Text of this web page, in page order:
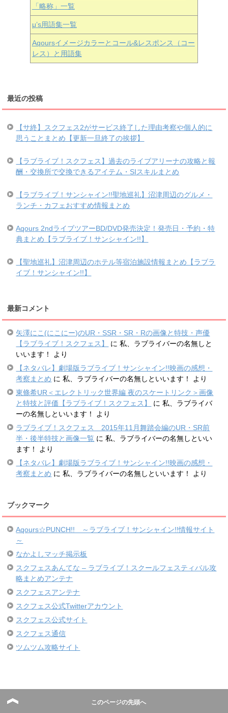
「略称」一覧
μ’s用語集一覧
Aqoursイメージカラーとコール&レスポンス（コー
レス）と用語集
最近の投稿
【サ終】スクフェス2がサービス終了した理由考察や個人的に
思うことまとめ【更新一旦終了の挨拶】
【ラブライブ！スクフェス】過去のライブアリーナの攻略と報
酬・交換所で交換できるアイテム・SIスキルまとめ
【ラブライブ！サンシャイン!!聖地巡礼】沼津周辺のグルメ・
ランチ・カフェおすすめ情報まとめ
Aqours 2ndライブツアーBD/DVD発売決定！発売日・予約・特
典まとめ【ラブライブ！サンシャイン!!】
【聖地巡礼】沼津周辺のホテル等宿泊施設情報まとめ【ラブラ
イブ！サンシャイン!!】
最新コメント
矢澤にこ(にこにー)のUR・SSR・SR・Rの画像と特技・声優
【ラブライブ！スクフェス】
に私、ラブライバーの名無しと
いいます！
より
【ネタバレ】劇場版ラブライブ！サンシャイン!!映画の感想・
考察まとめ に私、ラブライバーの名無しといいます！
より
東條希UR＜エレクトリック世界編 夜のスケートリンク＞画像
と特技と評価【ラブライブ！スクフェス】
に私、ラブライバ
ーの名無しといいます！
より
ラブライブ！スクフェス 2015年11月舞踏会編のUR・SR前
半・後半特技と画像一覧 に私、ラブライバーの名無しといい
ます！
より
【ネタバレ】劇場版ラブライブ！サンシャイン!!映画の感想・
考察まとめ に私、ラブライバーの名無しといいます！ より
ブックマーク
Aqours☆PUNCH!! ～ラブライブ！サンシャイン!!情報サイト
～
なかよしマッチ掲示板
スクフェスあんてな – ラブライブ！スクールフェスティバル攻
略まとめアンテナ
スクフェスアンテナ
スクフェス公式Twitterアカウント
スクフェス公式サイト
スクフェス通信
ツムツム攻略サイト
このページの先頭へ